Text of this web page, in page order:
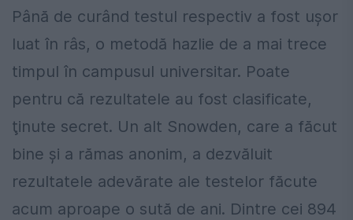
Până de curând testul respectiv a fost uşor
luat în râs, o metodă hazlie de a mai trece
timpul în campusul universitar. Poate
pentru că rezultatele au fost clasificate,
ţinute secret. Un alt Snowden, care a făcut
bine şi a rămas anonim, a dezvăluit
rezultatele adevărate ale testelor făcute
acum aproape o sută de ani. Dintre cei 894